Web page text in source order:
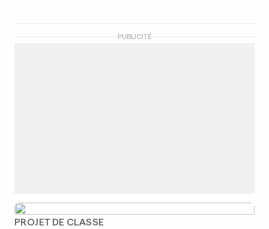
PUBLICITÉ
PROJET DE CLASSE